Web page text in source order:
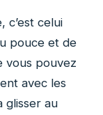
c’est celui
pouce et de
vous pouvez
avec les
glisser au